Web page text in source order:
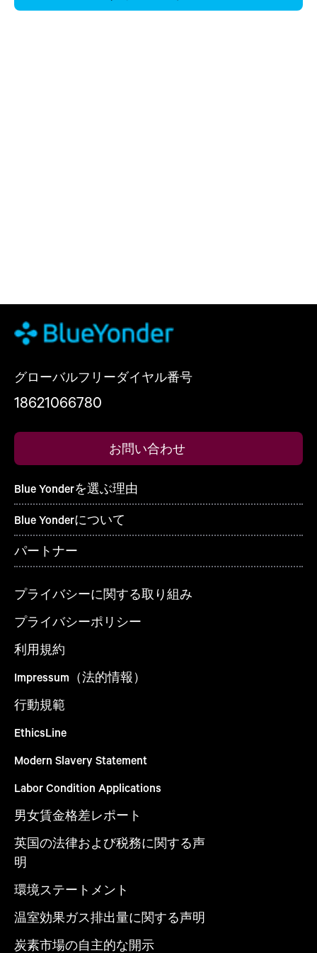
グローバルフリーダイヤル番号
18621066780
お問い合わせ
Blue Yonderを選ぶ理由
Blue Yonderについて
パートナー
プライバシーに関する取り組み
プライバシーポリシー
利用規約
Impressum（法的情報）
行動規範
EthicsLine
Modern Slavery Statement
Labor Condition Applications
男女賃金格差レポート
英国の法律および税務に関する声
明
環境ステートメント
温室効果ガス排出量に関する声明
炭素市場の自主的な開示